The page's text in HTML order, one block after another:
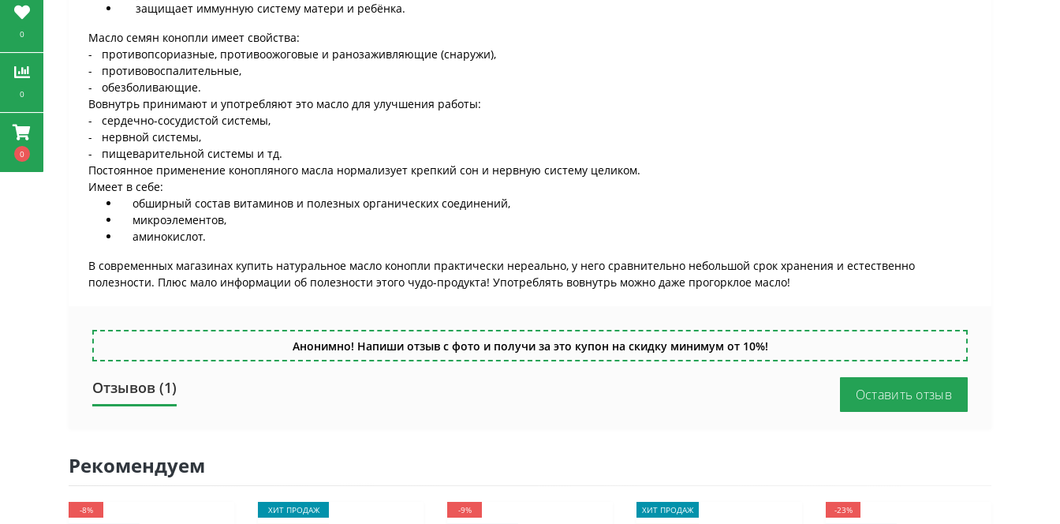
0
0
0
защищает иммунную систему матери и ребёнка.
Масло семян конопли имеет свойства:
- противопсориазные, противоожоговые и ранозаживляющие (снаружи),
- противовоспалительные,
- обезболивающие.
Вовнутрь принимают и употребляют это масло для улучшения работы:
- сердечно-сосудистой системы,
- нервной системы,
- пищеварительной системы и тд.
Постоянное применение конопляного масла нормализует крепкий сон и нервную систему целиком.
Имеет в себе:
обширный состав витаминов и полезных органических соединений,
микроэлементов,
аминокислот.
В современных магазинах купить натуральное масло конопли практически нереально, у него сравнительно небольшой срок хранения и естественно
полезности. Плюс мало информации об полезности этого чудо-продукта! Употреблять вовнутрь можно даже прогорклое масло!
Анонимно! Напиши отзыв с фото и получи за это купон на скидку минимум от 10%!
Отзывов (1) Оставить отзыв
Рекомендуем
-8%
ХИТ ПРОДАЖ
-9%
ХИТ ПРОДАЖ
-23%